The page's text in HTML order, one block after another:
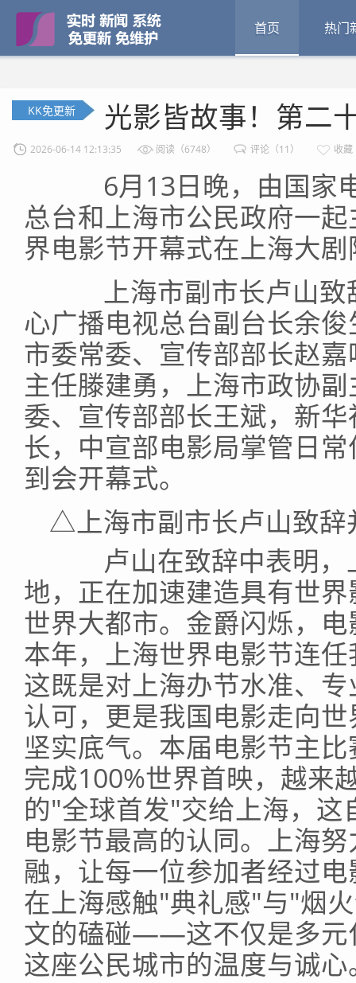
首页 热门
KK免更新 光影皆故事！第二
2026-06-14 12:13:35 阅读（6748） 评论（11） 收藏
6月13日晚，由国家
总台和上海市公民政府一
界电影节开幕式在上海大
上海市副市长卢山致
心广播电视总台副台长余
市委常委、宣传部部长赵
主任滕建勇，上海市政协
委、宣传部部长王斌，新
长，中宣部电影局掌管日
到会开幕式。
△上海市副市长卢山致辞
卢山在致辞中表明，
地，正在加速建造具有世
世界大都市。金爵闪烁，
本年，上海世界电影节连
这既是对上海办节水准、
认可，更是我国电影走向
坚实底气。本届电影节主
完成100%世界首映，越来
的"全球首发"交给上海，
电影节最高的认同。上海
融，让每一位参加者经过
在上海感触"典礼感"与"烟
文的磕碰——这不仅是多元
这座公民城市的温度与诚心